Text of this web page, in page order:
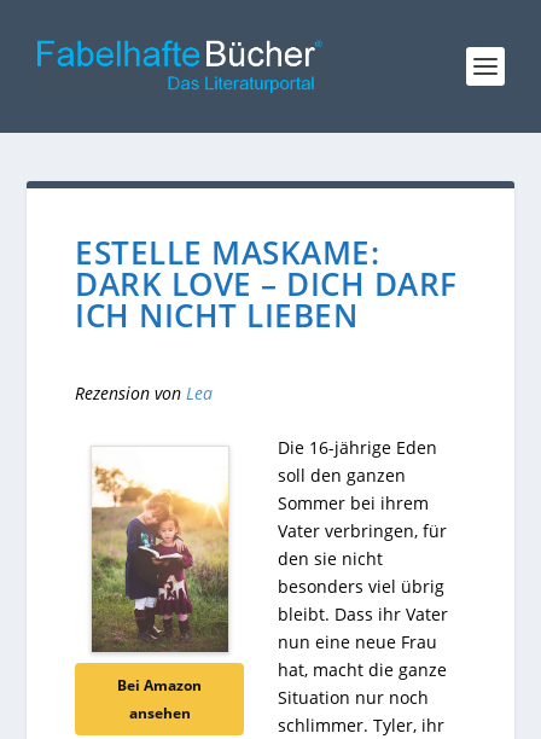
ESTELLE MASKAME:
DARK LOVE – DICH DARF
ICH NICHT LIEBEN
Rezension vonLea
Bei Amazon
ansehen
Die 16-jährige Eden
soll den ganzen
Sommer bei ihrem
Vater verbringen, für
den sie nicht
besonders viel übrig
bleibt. Dass ihr Vater
nun eine neue Frau
hat, macht die ganze
Situation nur noch
schlimmer. Tyler, ihr